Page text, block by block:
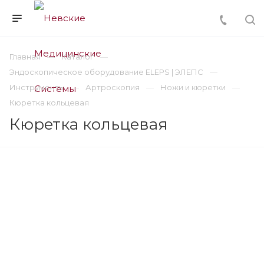
Главная
Каталог
Эндоскопическое оборудование ELEPS | ЭЛЕПС
Инструменты
Артроскопия
Ножи и кюретки
Кюретка кольцевая
Кюретка кольцевая